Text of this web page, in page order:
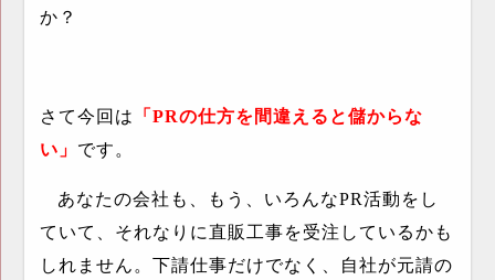
か？
さて今回は 「 PRの仕方を間違えると儲からな
い」 です。
あなたの会社も、もう、いろんなPR活動をし
ていて、それなりに直販工事を受注しているかも
しれません。下請仕事だけでなく、自社が元請の